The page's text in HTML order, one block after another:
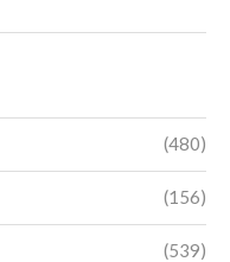
(480)
(156)
(539)